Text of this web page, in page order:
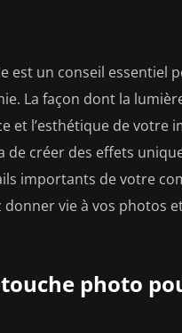
est un conseil essentiel
La façon dont la
l’esthétique de votre
créer des effets
importants de votre
vie à vos photos
photo